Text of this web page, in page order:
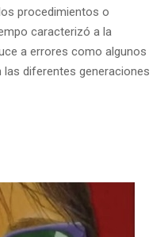
procedimientos o
caracterizó a la
a errores como algunos
diferentes generaciones